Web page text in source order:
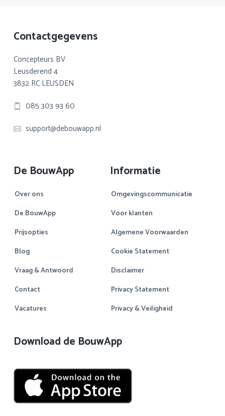
Footer
Contactgegevens
Concepteurs BV
Leusderend 4
3832 RC LEUSDEN
085 303 93 60
support@debouwapp.nl
De BouwApp
Over ons
De BouwApp
Prijsopties
Blog
Vraag & Antwoord
Contact
Vacatures
Informatie
Omgevingscommunicatie
Voor klanten
Algemene Voorwaarden
Cookie Statement
Disclaimer
Privacy Statement
Privacy & Veiligheid
Download de BouwApp